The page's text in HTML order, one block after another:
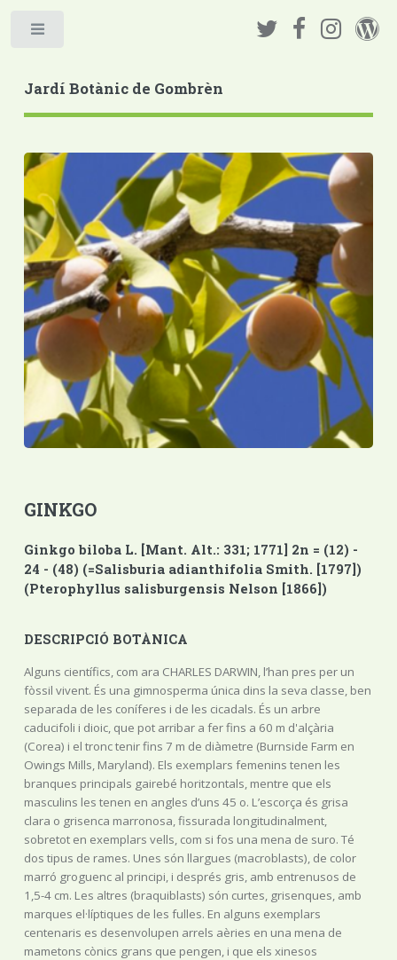
Jardí Botànic de Gombrèn
GINKGO
Ginkgo biloba L. [Mant. Alt.: 331; 1771] 2n = (12) -
24 - (48) (=Salisburia adianthifolia Smith. [1797])
(Pterophyllus salisburgensis Nelson [1866])
DESCRIPCIÓ BOTÀNICA
Alguns científics, com ara CHARLES DARWIN, l’han pres per un
fòssil vivent. És una gimnosperma única dins la seva classe, ben
separada de les coníferes i de les cicadals. És un arbre
caducifoli i dioic, que pot arribar a fer fins a 60 m d'alçària
(Corea) i el tronc tenir fins 7 m de diàmetre (Burnside Farm en
Owings Mills, Maryland). Els exemplars femenins tenen les
branques principals gairebé horitzontals, mentre que els
masculins les tenen en angles d’uns 45 o. L’escorça és grisa
clara o grisenca marronosa, fissurada longitudinalment,
sobretot en exemplars vells, com si fos una mena de suro. Té
dos tipus de rames. Unes són llargues (macroblasts), de color
marró groguenc al principi, i després gris, amb entrenusos de
1,5-4 cm. Les altres (braquiblasts) són curtes, grisenques, amb
marques el·líptiques de les fulles. En alguns exemplars
centenaris es desenvolupen arrels aèries en una mena de
mametons cònics grans que pengen, i que els xinesos